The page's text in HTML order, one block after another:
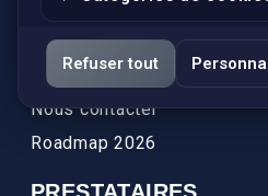
Refuser tout
Actualités
Services
FAQ
Nous contacter
Roadmap 2026